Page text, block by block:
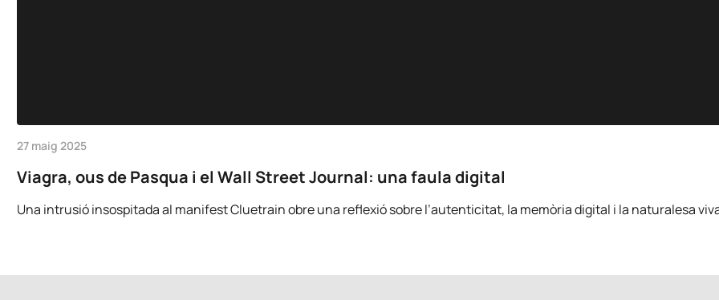
27 maig 2025
Viagra, ous de Pasqua i el Wall Street Journal: una faula digital
Una intrusió insospitada al manifest Cluetrain obre una reflexió sobre l’autenticitat, la memòria digital i la naturalesa